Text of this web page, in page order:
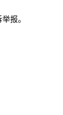
报。